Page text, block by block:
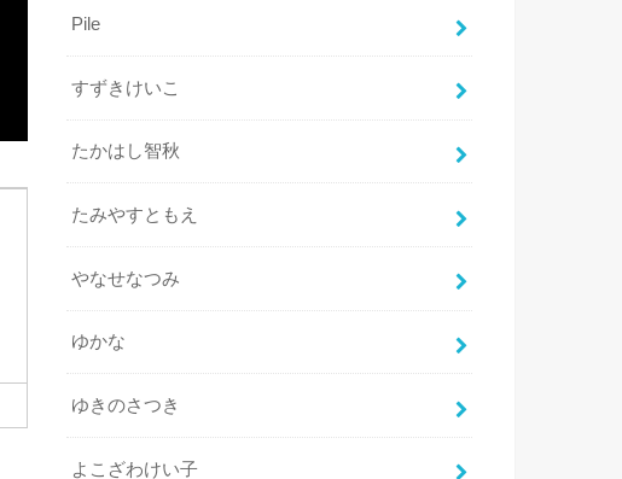
Pile
すずきけいこ
たかはし智秋
たみやすともえ
やなせなつみ
ゆかな
ゆきのさつき
よこざわけい子